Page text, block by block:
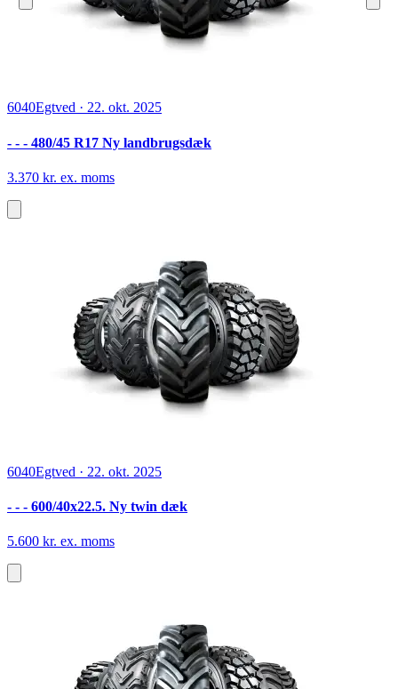
6040Egtved · 22. okt. 2025
- - - 480/45 R17 Ny landbrugsdæk
3.370 kr. ex. moms
6040Egtved · 22. okt. 2025
- - - 600/40x22.5. Ny twin dæk
5.600 kr. ex. moms